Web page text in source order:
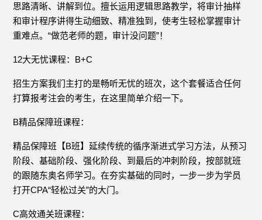
思路清晰、讲解到位。擅长运用逻辑思路教学，将审计抽样
和审计程序讲得生动细致、精准独到，使考生轻松掌握审计
重难点。“做范老师的题，审计没问题”！
12大无忧课程：B+C
招生方案我们主打的是畅听无忧的班次，这个套餐适合任何
打算报考注会的考生，在这里简单介绍一下。
B精品保障班课程：
精品保障班【B班】延续传统的循序渐进式学习方法，从预习
阶段、基础阶段、强化阶段、到最后的冲刺阶段，按部就班
的跟随东奥名师学习。在夯实基础的同时，一步一步为学员
打开CPA“轻松过关”的大门。
C高效通关班课程：